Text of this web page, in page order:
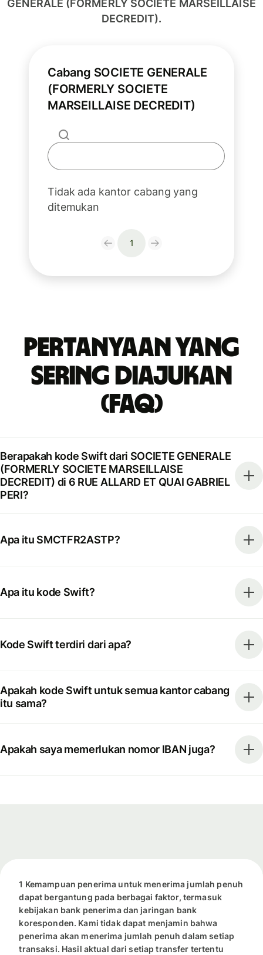
GENERALE (FORMERLY SOCIETE MARSEILLAISE
DECREDIT).
Cabang SOCIETE GENERALE
(FORMERLY SOCIETE
MARSEILLAISE DECREDIT)
Tidak ada kantor cabang yang
ditemukan
1
Pertanyaan yang
Sering Diajukan
(FAQ)
Berapakah kode Swift dari SOCIETE GENERALE
(FORMERLY SOCIETE MARSEILLAISE
DECREDIT) di 6 RUE ALLARD ET QUAI GABRIEL
PERI?
Apa itu SMCTFR2ASTP?
Apa itu kode Swift?
Kode Swift terdiri dari apa?
Apakah kode Swift untuk semua kantor cabang
itu sama?
Apakah saya memerlukan nomor IBAN juga?
1 Kemampuan penerima untuk menerima jumlah penuh
dapat bergantung pada berbagai faktor, termasuk
kebijakan bank penerima dan jaringan bank
koresponden. Kami tidak dapat menjamin bahwa
penerima akan menerima jumlah penuh dalam setiap
transaksi. Hasil aktual dari setiap transfer tertentu